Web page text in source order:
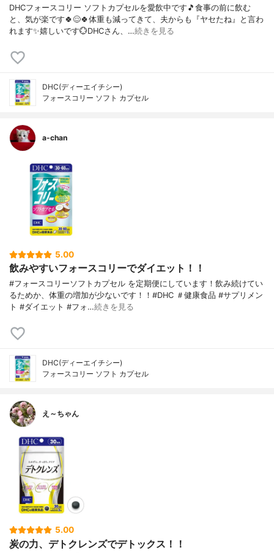
DHCフォースコリー ソフトカプセルを愛飲中です🎵食事の前に飲む
と、気が楽です🍀😌🍀体重も減ってきて、夫からも『ヤセたね』と言わ
れます✨嬉しいです💮DHCさん、…続きを見る
DHC(ディーエイチシー)
フォースコリー ソフト カプセル
a-chan
5.00
飲みやすいフォースコリーでダイエット！！
#フォースコリーソフトカプセル を定期便にしています！飲み続けてい
るためか、体重の増加が少ないです！！#DHC ＃健康食品 #サプリメン
ト #ダイエット #フォ…続きを見る
DHC(ディーエイチシー)
フォースコリー ソフト カプセル
え～ちゃん
5.00
炭の力、デトクレンズでデトックス！！